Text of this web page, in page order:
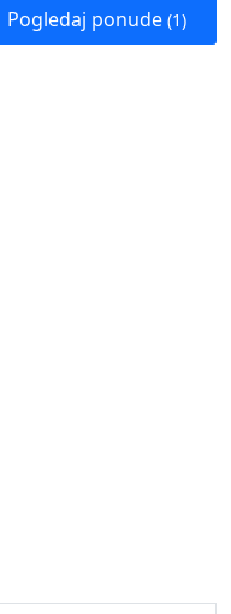
Pogledaj ponude (1)